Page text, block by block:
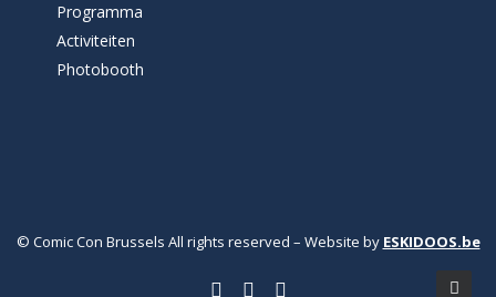
Programma
Activiteiten
Photobooth
© Comic Con Brussels All rights reserved – Website by ESKIDOOS.be